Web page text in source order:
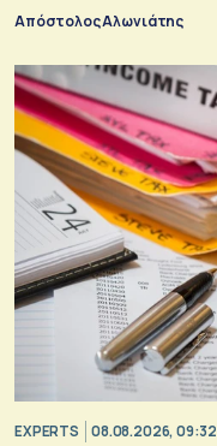
Απόστολος Αλωνιάτης
EXPERTS 08.08.2026, 09:32